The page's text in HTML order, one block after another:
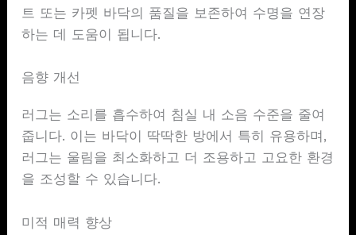
트 또는 카펫 바닥의 품질을 보존하여 수명을 연장
하는 데 도움이 됩니다.
음향 개선
러그는 소리를 흡수하여 침실 내 소음 수준을 줄여
줍니다. 이는 바닥이 딱딱한 방에서 특히 유용하며,
러그는 울림을 최소화하고 더 조용하고 고요한 환경
을 조성할 수 있습니다.
미적 매력 향상